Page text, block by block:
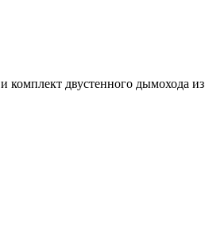
комплект двустенного дымохода